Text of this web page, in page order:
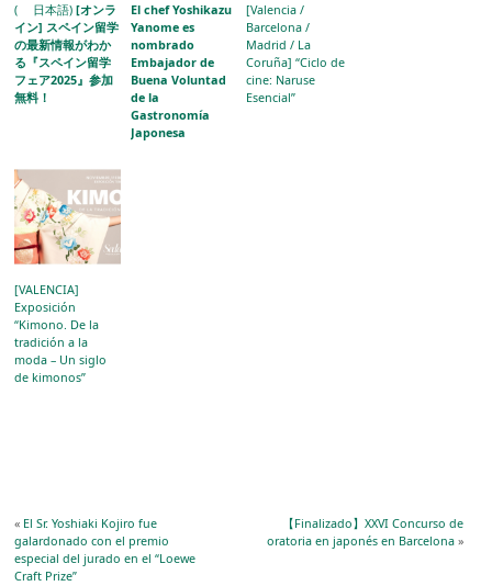
( 日本語)[オンラ
イン] スペイン留学
の最新情報がわか
る『スペイン留学
フェア2025』参加
無料！
El chef Yoshikazu
Yanome es
nombrado
Embajador de
Buena Voluntad
de la
Gastronomía
Japonesa
[Valencia /
Barcelona /
Madrid / La
Coruña] “Ciclo de
cine: Naruse
Esencial”
[VALENCIA]
Exposición
“Kimono. De la
tradición a la
moda – Un siglo
de kimonos”
« El Sr. Yoshiaki Kojiro fue
galardonado con el premio
especial del jurado en el “Loewe
Craft Prize”
【Finalizado】XXVI Concurso de
oratoria en japonés en Barcelona»